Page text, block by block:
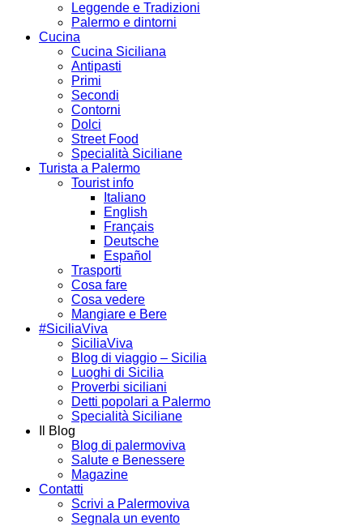
Leggende e Tradizioni
Palermo e dintorni
Cucina
Cucina Siciliana
Antipasti
Primi
Secondi
Contorni
Dolci
Street Food
Specialità Siciliane
Turista a Palermo
Tourist info
Italiano
English
Français
Deutsche
Español
Trasporti
Cosa fare
Cosa vedere
Mangiare e Bere
#SiciliaViva
SiciliaViva
Blog di viaggio – Sicilia
Luoghi di Sicilia
Proverbi siciliani
Detti popolari a Palermo
Specialità Siciliane
Il Blog
Blog di palermoviva
Salute e Benessere
Magazine
Contatti
Scrivi a Palermoviva
Segnala un evento